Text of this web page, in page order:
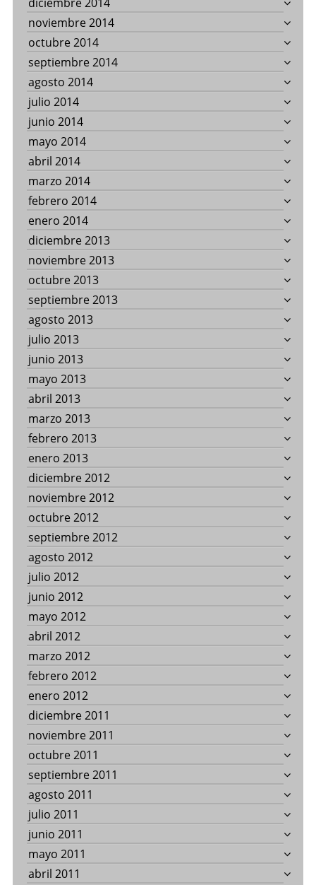
noviembre 2014
octubre 2014
septiembre 2014
agosto 2014
julio 2014
junio 2014
mayo 2014
abril 2014
marzo 2014
febrero 2014
enero 2014
diciembre 2013
noviembre 2013
octubre 2013
septiembre 2013
agosto 2013
julio 2013
junio 2013
mayo 2013
abril 2013
marzo 2013
febrero 2013
enero 2013
diciembre 2012
noviembre 2012
octubre 2012
septiembre 2012
agosto 2012
julio 2012
junio 2012
mayo 2012
abril 2012
marzo 2012
febrero 2012
enero 2012
diciembre 2011
noviembre 2011
octubre 2011
septiembre 2011
agosto 2011
julio 2011
junio 2011
mayo 2011
abril 2011